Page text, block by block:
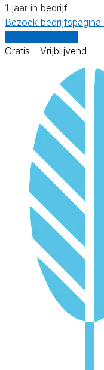
1 jaar in bedrijf
Bezoek bedrijfspagina
Gratis - Vrijblijvend